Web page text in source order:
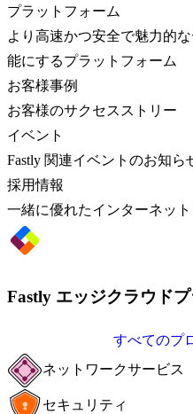
プラットフォーム
より高速かつ安全で魅力的
能にするプラットフォーム
お客様事例
お客様のサクセスストリー
イベント
Fastly 関連イベントのお知ら
採用情報
一緒に優れたインターネッ
Fastly エッジクラウド
すべてのプ
ネットワークサービス
セキュリティ